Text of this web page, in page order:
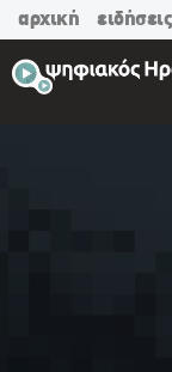
αρχική ειδήσεις